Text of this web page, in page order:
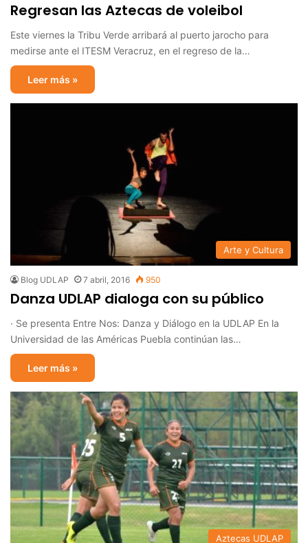
Regresan las Aztecas de voleibol
Este viernes la Tribu Verde arribará al puerto jarocho para
medirse ante el ITESM Veracruz, en el regreso de la…
Leer más »
Arte y Cultura
Blog UDLAP 7 abril, 2016 950
Danza UDLAP dialoga con su público
· Se presenta Entre Nos: Danza y Diálogo en la UDLAP En la
Universidad de las Américas Puebla continúan las…
Leer más »
Aztecas UDLAP